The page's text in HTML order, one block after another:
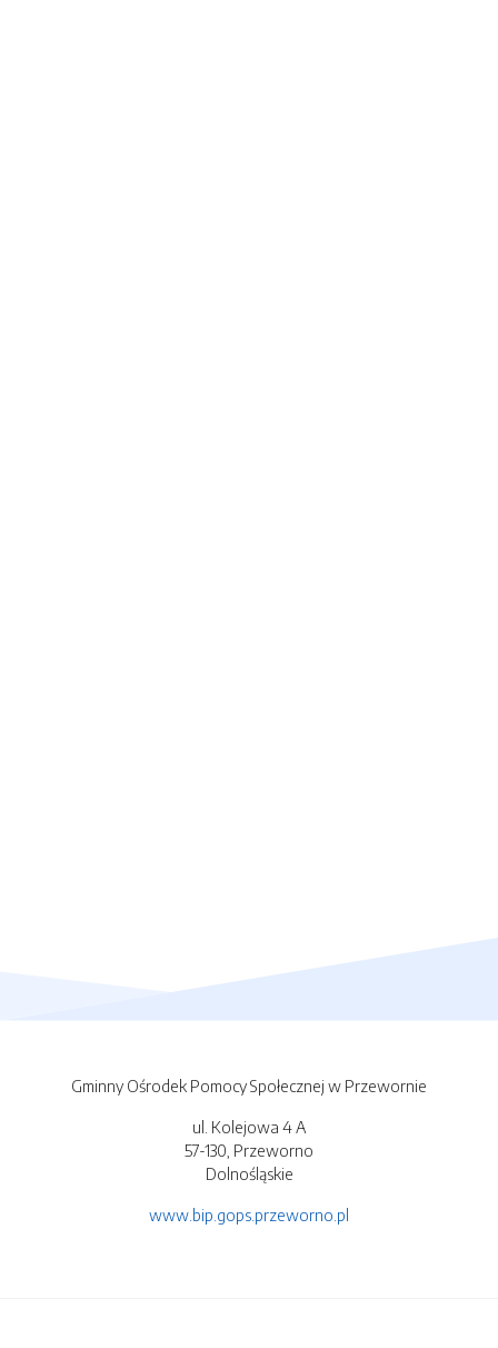
Gminny Ośrodek Pomocy Społecznej w Przewornie
ul. Kolejowa 4 A
57-130, Przeworno
Dolnośląskie
www.bip.gops.przeworno.pl